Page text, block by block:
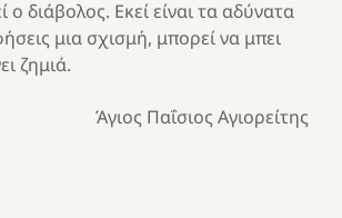
ο διάβολος. Εκεί είναι τα αδύνατα
μια σχισμή, μπορεί να μπει
ζημιά.
Άγιος Παΐσιος Αγιορείτης